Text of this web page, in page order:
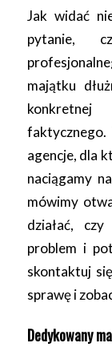
Jak widać
pytanie,
majątku
agencje, dla
naciągamy
mówimy
działać,
problem i
skontaktuj
sprawę i
Dedykowany